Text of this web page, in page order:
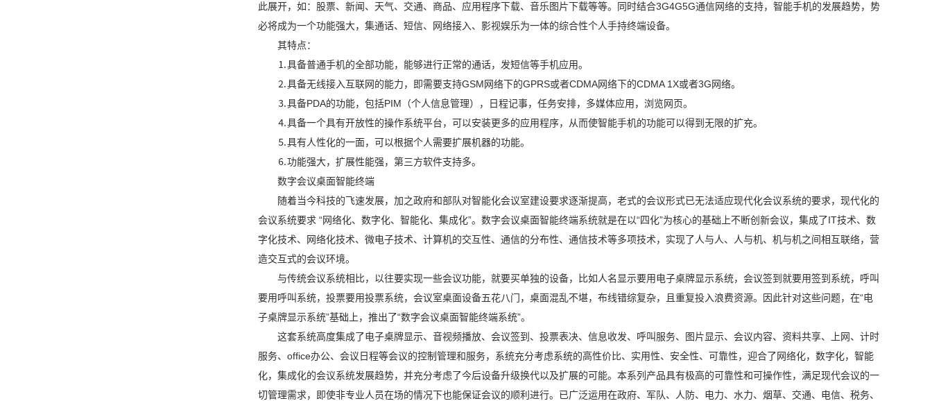
此展开，如：股票、新闻、天气、交通、商品、应用程序下载、音乐图片下载等等。同时结合3G4G5G通信网络的支持，智能手机的发展趋势，势
必将成为一个功能强大，集通话、短信、网络接入、影视娱乐为一体的综合性个人手持终端设备。
其特点：
⒈具备普通手机的全部功能，能够进行正常的通话，发短信等手机应用。
⒉具备无线接入互联网的能力，即需要支持GSM网络下的GPRS或者CDMA网络下的CDMA 1X或者3G网络。
⒊具备PDA的功能，包括PIM（个人信息管理），日程记事，任务安排，多媒体应用，浏览网页。
⒋具备一个具有开放性的操作系统平台，可以安装更多的应用程序，从而使智能手机的功能可以得到无限的扩充。
⒌具有人性化的一面，可以根据个人需要扩展机器的功能。
⒍功能强大，扩展性能强，第三方软件支持多。
数字会议桌面智能终端
随着当今科技的飞速发展，加之政府和部队对智能化会议室建设要求逐渐提高，老式的会议形式已无法适应现代化会议系统的要求，现代化的
会议系统要求 “网络化、数字化、智能化、集成化”。数字会议桌面智能终端系统就是在以“四化”为核心的基础上不断创新会议，集成了IT技术、数
字化技术、网络化技术、微电子技术、计算机的交互性、通信的分布性、通信技术等多项技术，实现了人与人、人与机、机与机之间相互联络，营
造交互式的会议环境。
与传统会议系统相比，以往要实现一些会议功能，就要买单独的设备，比如人名显示要用电子桌牌显示系统，会议签到就要用签到系统，呼叫
要用呼叫系统，投票要用投票系统，会议室桌面设备五花八门，桌面混乱不堪，布线错综复杂，且重复投入浪费资源。因此针对这些问题，在“电
子桌牌显示系统”基础上，推出了“数字会议桌面智能终端系统”。
这套系统高度集成了电子桌牌显示、音视频播放、会议签到、投票表决、信息收发、呼叫服务、图片显示、会议内容、资料共享、上网、计时
服务、office办公、会议日程等会议的控制管理和服务，系统充分考虑系统的高性价比、实用性、安全性、可靠性，迎合了网络化，数字化，智能
化，集成化的会议系统发展趋势，并充分考虑了今后设备升级换代以及扩展的可能。本系列产品具有极高的可靠性和可操作性，满足现代会议的一
切管理需求，即使非专业人员在场的情况下也能保证会议的顺利进行。已广泛运用在政府、军队、人防、电力、水力、烟草、交通、电信、税务、